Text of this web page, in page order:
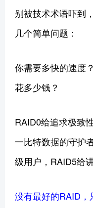
别被技术术语吓到
几个简单问题：
你需要多快的速度
花多少钱？
RAID0给追求极致
一比特数据的守护
级用户，RAID5给
没有最好的RAID